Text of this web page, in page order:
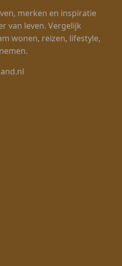
merken en inspiratie
van leven. Vergelijk
wonen, reizen, lifestyle,